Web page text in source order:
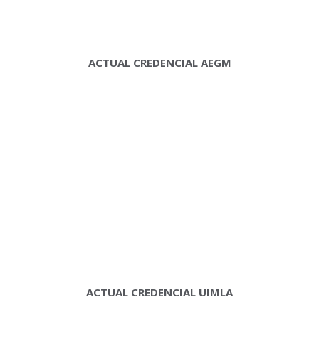
ACTUAL CREDENCIAL AEGM
ACTUAL CREDENCIAL UIMLA